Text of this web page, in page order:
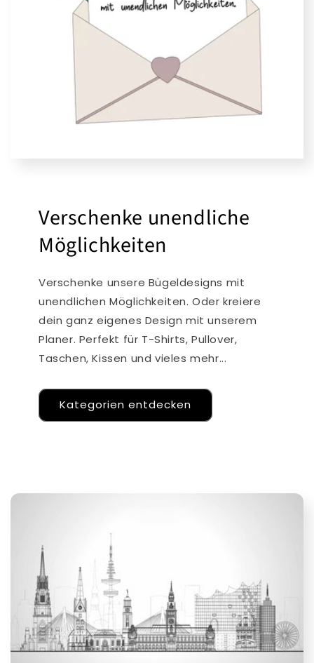
Verschenke unendliche
Möglichkeiten
Verschenke unsere Bügeldesigns mit
unendlichen Möglichkeiten. Oder kreiere
dein ganz eigenes Design mit unserem
Planer. Perfekt für T-Shirts, Pullover,
Taschen, Kissen und vieles mehr...
Kategorien entdecken